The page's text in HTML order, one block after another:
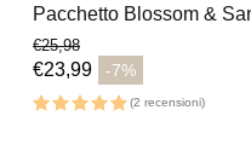
Pacchetto Blossom &
€23,99 -7%
Prezzo di vendita
Prezzo normale
€25,98
(2 recensioni)